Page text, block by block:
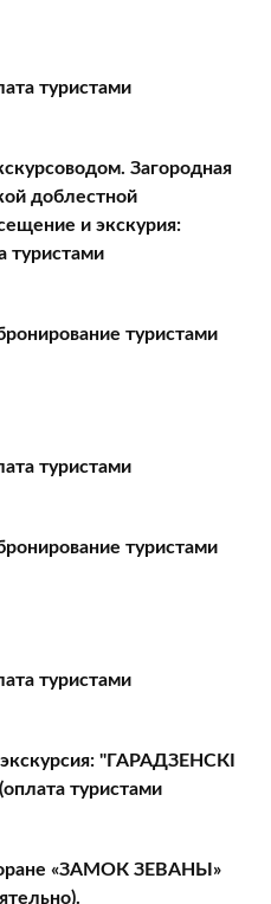
туристами
Загородная
доблестной
и экскурия:
туристами
туристами
туристами
туристами
туристами
"ГАРАДЗЕНСКI
туристами
«ЗАМОК ЗЕВАНЫ»